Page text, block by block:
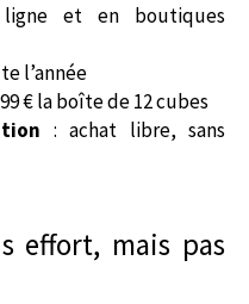
et en boutiques
l’année
€ la boîte de 12 cubes
: achat libre, sans
effort, mais pas